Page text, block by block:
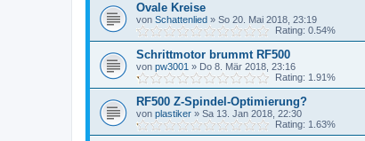
Ovale Kreise
von Schattenlied » So 20. Mai 2018, 23:19
Rating: 0.54%
Schrittmotor brummt RF500
von pw3001 » Do 8. Mär 2018, 23:16
Rating: 1.91%
RF500 Z-Spindel-Optimierung?
von plastiker » Sa 13. Jan 2018, 22:30
Rating: 1.63%